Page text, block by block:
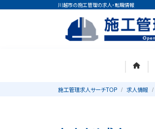
川越市の施工管理の求人・転職情報
施工管理求人サーチTOP 求人情報